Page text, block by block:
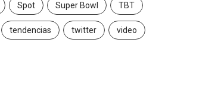
Spot Super Bowl TBT
tendencias twitter video